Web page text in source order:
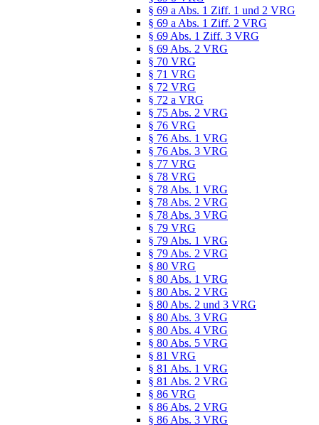
§ 69 a Abs. 1 Ziff. 1 und 2 VRG
§ 69 a Abs. 1 Ziff. 2 VRG
§ 69 Abs. 1 Ziff. 3 VRG
§ 69 Abs. 2 VRG
§ 70 VRG
§ 71 VRG
§ 72 VRG
§ 72 a VRG
§ 75 Abs. 2 VRG
§ 76 VRG
§ 76 Abs. 1 VRG
§ 76 Abs. 3 VRG
§ 77 VRG
§ 78 VRG
§ 78 Abs. 1 VRG
§ 78 Abs. 2 VRG
§ 78 Abs. 3 VRG
§ 79 VRG
§ 79 Abs. 1 VRG
§ 79 Abs. 2 VRG
§ 80 VRG
§ 80 Abs. 1 VRG
§ 80 Abs. 2 VRG
§ 80 Abs. 2 und 3 VRG
§ 80 Abs. 3 VRG
§ 80 Abs. 4 VRG
§ 80 Abs. 5 VRG
§ 81 VRG
§ 81 Abs. 1 VRG
§ 81 Abs. 2 VRG
§ 86 VRG
§ 86 Abs. 2 VRG
§ 86 Abs. 3 VRG